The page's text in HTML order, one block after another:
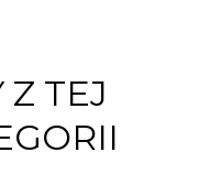
Z TEJ